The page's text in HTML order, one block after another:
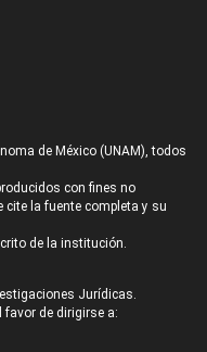
de México (UNAM), todos
con fines no
cite la fuente completa y su
de la institución.
Jurídicas.
de dirigirse a: